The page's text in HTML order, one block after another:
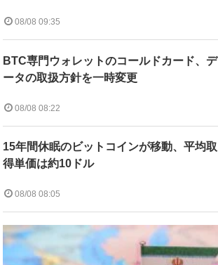
08/08 09:35
BTC専門ウォレットのコールドカード、デ
ータの取扱方針を一時変更
08/08 08:22
15年間休眠のビットコインが移動、平均取
得単価は約10ドル
08/08 08:05